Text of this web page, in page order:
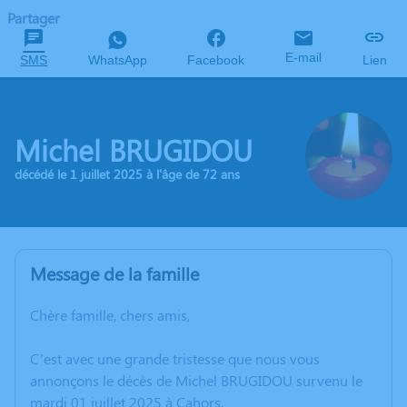
Partager
SMS WhatsApp Facebook E-mail Lien
Michel BRUGIDOU
décédé le 1 juillet 2025 à l'âge de 72 ans
Message de la famille
Chère famille, chers amis,
C’est avec une grande tristesse que nous vous
annonçons le décès de Michel BRUGIDOU survenu le
mardi 01 juillet 2025 à Cahors.